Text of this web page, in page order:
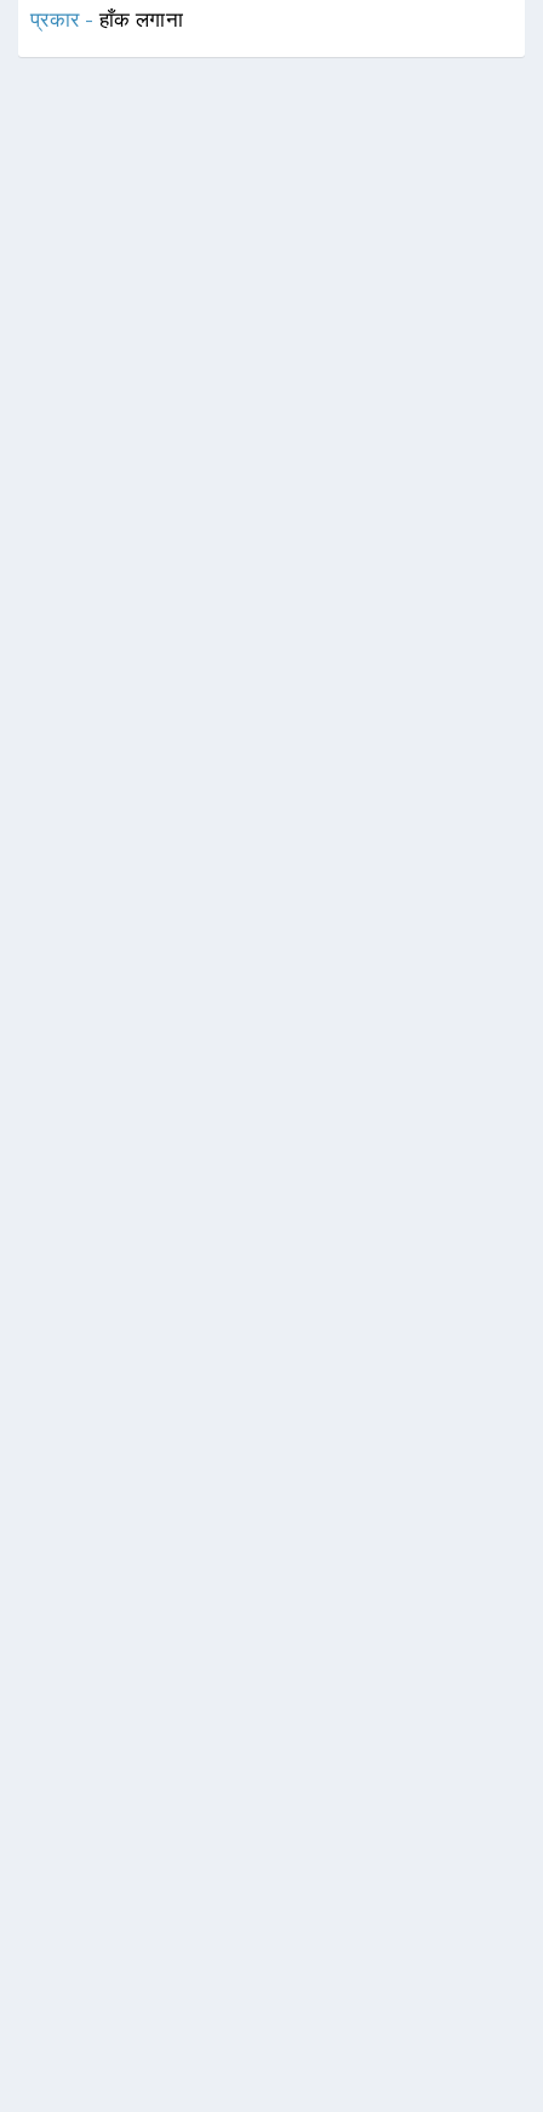
प्रकार -हाँक लगाना